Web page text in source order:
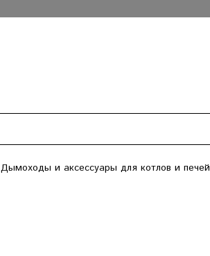
Дымоходы и аксессуары для котлов и печей